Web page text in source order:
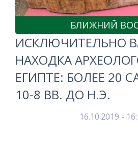
БЛИЖНИЙ
ИСКЛЮЧИТЕЛЬНО
НАХОДКА
ЕГИПТЕ: БОЛЕЕ 20
10-8 ВВ. ДО Н.Э.
16.10.2019 -